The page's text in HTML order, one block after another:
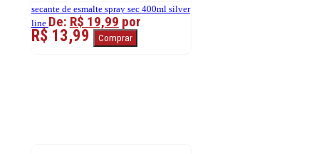
secante de esmalte spray sec 400ml silver
line De: R$ 19,99 por
R$ 13,99 Comprar